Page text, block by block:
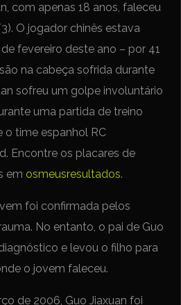
com apenas 18 anos, faleceu
O jogador chinês estava
fevereiro deste ano – por 41
na cabeça sofrida durante
sofreu um golpe involuntário
uma partida de treino
o time espanhol RC
Encontre os placares de
em osmeusresultados.
foi confirmada pelos
No entanto, o pai de Guo
e levou o filho para
o jovem faleceu.
de 2006, Guo Jiaxuan foi